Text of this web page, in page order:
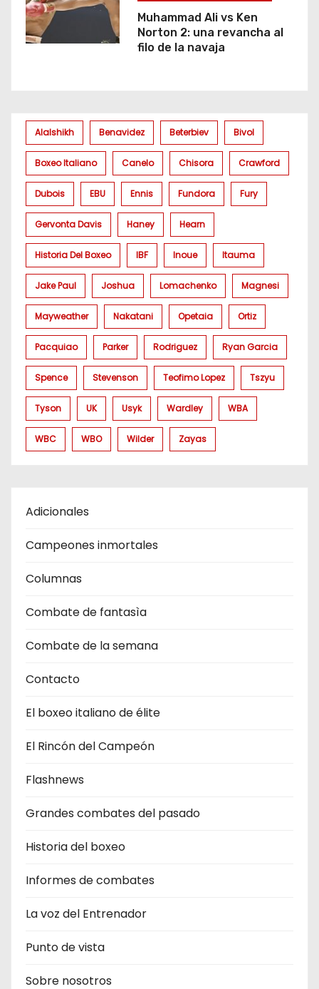
Muhammad Ali vs Ken
Norton 2: una revancha al
filo de la navaja
Alalshikh Benavidez Beterbiev Bivol
Boxeo Italiano Canelo Chisora Crawford
Dubois EBU Ennis Fundora Fury
Gervonta Davis Haney Hearn
Historia Del Boxeo IBF Inoue Itauma
Jake Paul Joshua Lomachenko Magnesi
Mayweather Nakatani Opetaia Ortiz
Pacquiao Parker Rodriguez Ryan Garcia
Spence Stevenson Teofimo Lopez Tszyu
Tyson UK Usyk Wardley WBA
WBC WBO Wilder Zayas
Adicionales
Campeones inmortales
Columnas
Combate de fantasìa
Combate de la semana
Contacto
El boxeo italiano de élite
El Rincón del Campeón
Flashnews
Grandes combates del pasado
Historia del boxeo
Informes de combates
La voz del Entrenador
Punto de vista
Sobre nosotros